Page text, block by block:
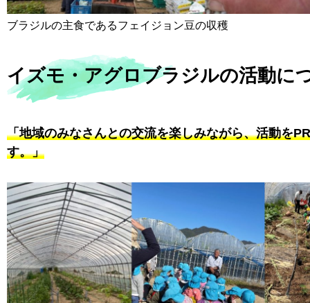
ブラジルの主食であるフェイジョン豆の収穫
イズモ・アグロブラジルの活動に
「地域のみなさんとの交流を楽しみながら、活動を
す。」